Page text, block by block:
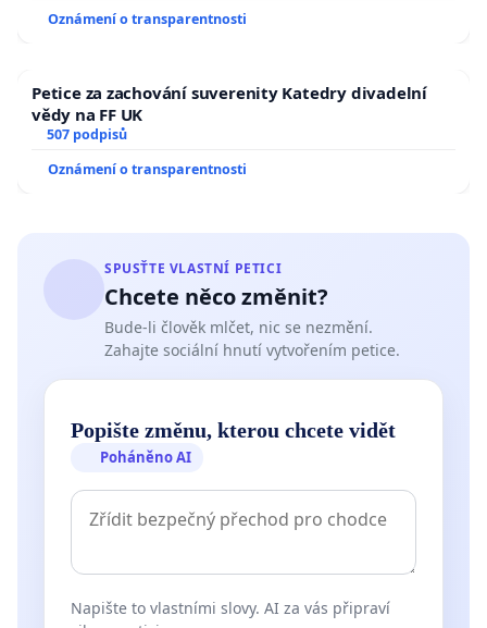
Oznámení o transparentnosti
Petice za zachování suverenity Katedry divadelní
vědy na FF UK
507 podpisů
Oznámení o transparentnosti
SPUSŤTE VLASTNÍ PETICI
Chcete něco změnit?
Bude-li člověk mlčet, nic se nezmění.
Zahajte sociální hnutí vytvořením petice.
Popište změnu, kterou chcete vidět
Poháněno AI
Napište to vlastními slovy. AI za vás připraví